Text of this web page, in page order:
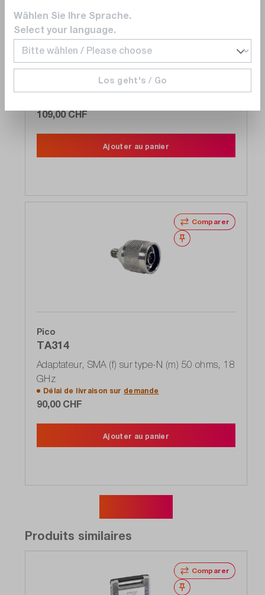
Pico
TA265
Câble, précision, SMA (m) sur SMA(m), 13
109,00 CHF
Ajouter au panier
Comparer
Noter
Pico
TA314
Adaptateur, SMA (f) sur type-N (m) 50 ohms, 18
GHz
Délai de livraison sur demande
90,00 CHF
Ajouter au panier
Produits similaires
Comparer
Noter
Wählen Sie Ihre Sprache.
Select your language.
Los geht's / Go